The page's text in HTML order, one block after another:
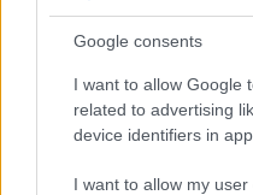
Google consents
I want to allow Google
related to advertising
device identifiers in
I want to allow my